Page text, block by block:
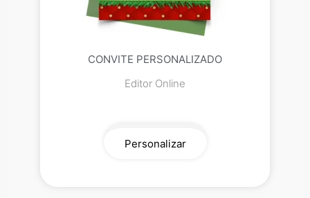
CONVITE PERSONALIZADO
Editor Online
Personalizar